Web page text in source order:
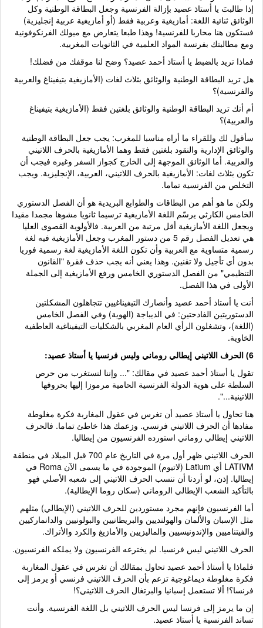
إذا طالبتَ يا أستاذ عصيد بإزالة الفرنسية وجعل البطاقة الوطنية وكل
الوثائق ثنائية اللغة: أمازيغية وعربية فقط (أو أمازيغية عربية إنجليزية)
فستكون هنا محاربا للفرنسية! وهذا طبعا يتعارض مع ميولك الفرنكوفونية
ومع مطالبتك بفرنسة المواد العلمية في الثانويات المغربية.
فماذا تريد بالضبط يا أستاذ أحمد عصيد؟ وضح لنا موقفك من فضلك!
هل تريد البطاقة الوطنية والوثائق بثلاث لغات (الأمازيغية بتيفيناغ والعربية
والفرنسية)؟
أم أنك تريد البطاقة الوطنية والوثائق بلغتين فقط (الأمازيغية بتيفيناغ
والعربية)؟
سأقول لك وللقراء ما أراه مناسبا للمغرب: يجب جعل البطاقة الوطنية
والوثائق الإدارية والنقود بلغتين فقط وهما الأمازيغية بالحرف اللاتيني
والعربية. أما الوثائق الموجهة إلى الخارج كجواز السفر وغيره فيجب أن
تكون بثلاث لغات: الأمازيغية بالحرف اللاتيني، العربية، الإنجليزية. ويجب
التخلص من الفرنسية تماما.
ولكن ما هو أهم من البطاقات والطوابع البريدية هو أن الفصل الدستوري
الخامس الكارثي يرسّم اللغة الأمازيغية ترسيما ثانويا مشوها مجمدا مقيدا
ويجعل اللغة الأمازيغية أقل مرتبة من العربية. فالأولوية القصوى العليا
هي تعديل الفصل رقم 5 من دستور المغرب وجعل الأمازيغية فيه لغة
رسمية متساوية مع العربية وأن تكون اللغة الأمازيغية لغة رسمية فوريا
بدون أي تأجيل ولا تقنين. وهذا يعني أنه يجب حذف فقرة "القانون
التنظيمي" من الفصل الدستوري الخامس ورفع الأمازيغية إلى الجملة
الأولى في هذا الفصل.
أنت يا أستاذ أحمد عصيد وأنصارك التيفيناغيين تتجاهلون المشكلتين
الدستوريتين الفادحتين: في الديباجة (الهوية) وفي الفصل الخامس
(اللغة)، وتشغلون الرأي العام المغربي بالشكليات التيفيناغية العاطفية
الخاوية.
تقول يا أستاذ أحمد عصيد في مقالك: "... وإننا لنستغرب من حرص
السلطة على هوية الدولة الفرنسية الحامية مرموزا إليها بحروفها
اللاتينية...".
هنا تحاول يا أستاذ عصيد أن تغرس في عقول المغاربة فكرة مغلوطة
مفادها أن الحرف اللاتيني فرنسي. وزعمك هذا خاطئ تماما. فالحرف
اللاتيني إيطالي روماني استورده الفرنسيون من إيطاليا.
الحرف اللاتيني ظهر أول مرة في التاريخ عام 700 قبل الميلاد في منطقة
LATIVM أي Latium (لاتيوم) الموجودة في ما يسمى الآن Roma في
إيطاليا. إذن، لو أردنا أن ننسب الحرف اللاتيني إلى شعبه الأصلي فهو
بالتأكيد الشعب الإيطالي الروماني (سكان روما الإيطالية).
أما الفرنسيون فإنهم مجرد مستوردين للحرف اللاتيني (الإيطالي) مثلهم
مثل الإسبان والألمان والهولنديين والبريطانيين والبولونيين والدانماركيين
والفيتناميين والإندونيسيين والماليزيين والأمازيغ والكرد والأتراك.
الحرف اللاتيني ليس فرنسيا. لم يخترعه الفرنسيون ولا يملكه الفرنسيون.
فلماذا يا أستاذ أحمد عصيد تحاول بمقالك أن تغرس في عقول المغاربة
فكرة مغلوطة ديماغوجية تزعم بأن الحرف اللاتيني فرنسي أو يرمز إلى
فرنسا؟! ألا تستعمل إسبانيا والبرتغال الحرف اللاتيني؟!
إن ما يرمز إلى فرنسا ليس الحرف اللاتيني بل اللغة الفرنسية. وأنت
تساند الفرنسية يا أستاذ عصيد.